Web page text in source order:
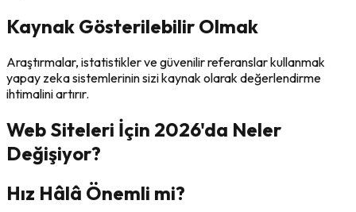
Kaynak Gösterilebilir Olmak
Araştırmalar, istatistikler ve güvenilir referanslar kullanmak
yapay zeka sistemlerinin sizi kaynak olarak değerlendirme
ihtimalini artırır.
Web Siteleri İçin 2026'da Neler
Değişiyor?
Hız Hâlâ Önemli mi?